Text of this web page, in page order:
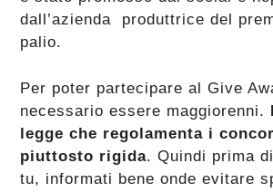
dall’azienda produttrice del
palio.
Per poter partecipare al Give
necessario essere maggiorenni.
legge che regolamenta i
piuttosto rigida. Quindi prima
tu, informati bene onde evitare